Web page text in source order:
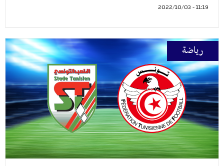
11:19 - 2022/10/03
رياضة